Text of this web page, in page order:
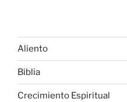
Aliento
Biblia
Crecimiento Espiritual